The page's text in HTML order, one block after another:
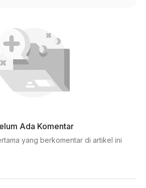
Ada Komentar
yang berkomentar di artikel ini